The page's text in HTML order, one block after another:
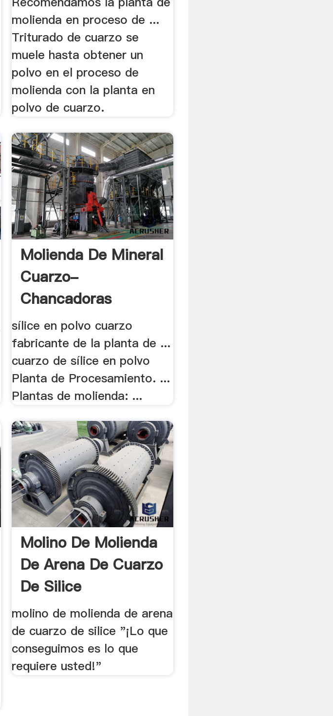
molienda en proceso de ...
Triturado de cuarzo se
muele hasta obtener un
polvo en el proceso de
molienda con la planta en
polvo de cuarzo.
Molienda De Mineral
Cuarzo-
Chancadoras
sílice en polvo cuarzo
fabricante de la planta de ...
cuarzo de sílice en polvo
Planta de Procesamiento. ...
Plantas de molienda: ...
Molino De Molienda
De Arena De Cuarzo
De Silice
molino de molienda de arena
de cuarzo de silice "¡Lo que
conseguimos es lo que
requiere usted!"